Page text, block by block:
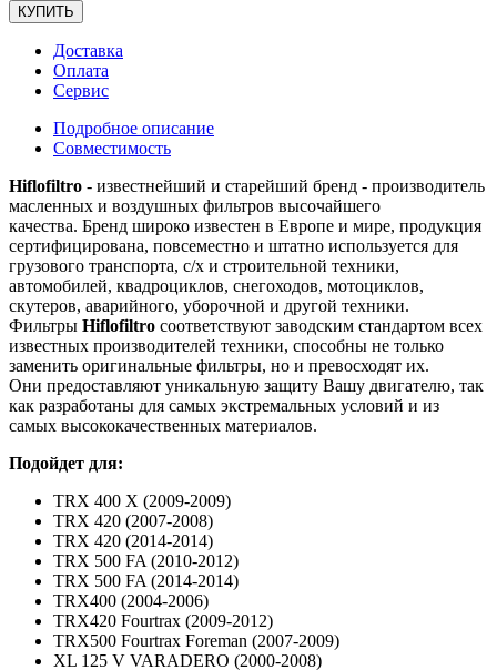
КУПИТЬ
Доставка
Оплата
Сервис
Подробное описание
Совместимость
Hiflofiltro - известнейший и старейший бренд - производитель
масленных и воздушных фильтров высочайшего
качества. Бренд широко известен в Европе и мире, продукция
сертифицирована, повсеместно и штатно используется для
грузового транспорта, с/х и строительной техники,
автомобилей, квадроциклов, снегоходов, мотоциклов,
скутеров, аварийного, уборочной и другой техники.
Фильтры Hiflofiltro соответствуют заводским стандартом всех
известных производителей техники, способны не только
заменить оригинальные фильтры, но и превосходят их.
Они предоставляют уникальную защиту Вашу двигателю, так
как разработаны для самых экстремальных условий и из
самых высококачественных материалов.
Подойдет для:
TRX 400 X (2009-2009)
TRX 420 (2007-2008)
TRX 420 (2014-2014)
TRX 500 FA (2010-2012)
TRX 500 FA (2014-2014)
TRX400 (2004-2006)
TRX420 Fourtrax (2009-2012)
TRX500 Fourtrax Foreman (2007-2009)
XL 125 V VARADERO (2000-2008)